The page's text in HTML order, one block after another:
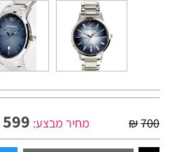
₪700 מחיר מבצע: 599